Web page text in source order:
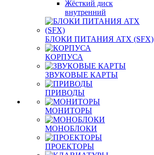
Жёсткий диск
внутренний
БЛОКИ ПИТАНИЯ ATX (SFX)
КОРПУСА
ЗВУКОВЫЕ КАРТЫ
ПРИВОДЫ
МОНИТОРЫ
МОНОБЛОКИ
ПРОЕКТОРЫ